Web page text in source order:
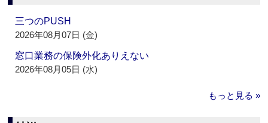
三つのPUSH
2026年08月07日 (金)
窓口業務の保険外化ありえない
2026年08月05日 (水)
もっと見る »